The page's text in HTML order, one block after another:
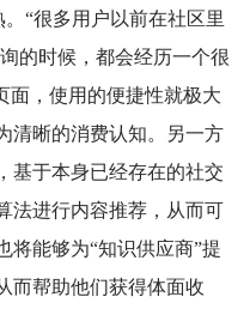
“很多用户以前在社区里
的时候，都会经历一个很
面，使用的便捷性就极大
清晰的消费认知。另一方
基于本身已经存在的社交
法进行内容推荐，从而可
将能够为“知识供应商”提
而帮助他们获得体面收